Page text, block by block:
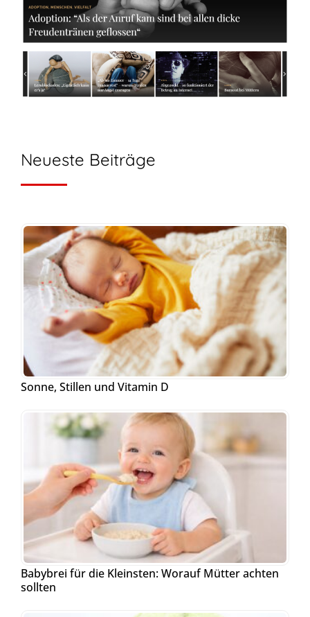
Neueste Beiträge
Sonne, Stillen und Vitamin D
Babybrei für die Kleinsten: Worauf Mütter achten
sollten